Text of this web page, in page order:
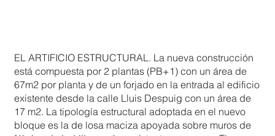
EL ARTIFICIO ESTRUCTURAL. La nueva construcción
está compuesta por 2 plantas (PB+1) con un área de
67m2 por planta y de un forjado en la entrada al edificio
existente desde la calle Lluis Despuig con un área de
17 m2. La tipología estructural adoptada en el nuevo
bloque es la de losa maciza apoyada sobre muros de